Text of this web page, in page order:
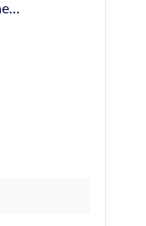
bleibt
Wind und
mit